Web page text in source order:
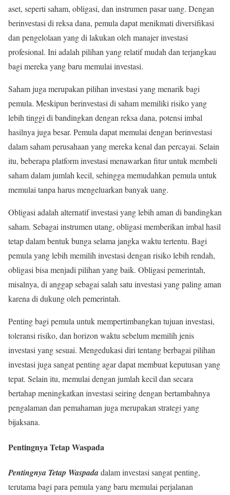
aset, seperti saham, obligasi, dan instrumen pasar uang. Dengan
berinvestasi di reksa dana, pemula dapat menikmati diversifikasi
dan pengelolaan yang di lakukan oleh manajer investasi
profesional. Ini adalah pilihan yang relatif mudah dan terjangkau
bagi mereka yang baru memulai investasi.
Saham juga merupakan pilihan investasi yang menarik bagi
pemula. Meskipun berinvestasi di saham memiliki risiko yang
lebih tinggi di bandingkan dengan reksa dana, potensi imbal
hasilnya juga besar. Pemula dapat memulai dengan berinvestasi
dalam saham perusahaan yang mereka kenal dan percayai. Selain
itu, beberapa platform investasi menawarkan fitur untuk membeli
saham dalam jumlah kecil, sehingga memudahkan pemula untuk
memulai tanpa harus mengeluarkan banyak uang.
Obligasi adalah alternatif investasi yang lebih aman di bandingkan
saham. Sebagai instrumen utang, obligasi memberikan imbal hasil
tetap dalam bentuk bunga selama jangka waktu tertentu. Bagi
pemula yang lebih memilih investasi dengan risiko lebih rendah,
obligasi bisa menjadi pilihan yang baik. Obligasi pemerintah,
misalnya, di anggap sebagai salah satu investasi yang paling aman
karena di dukung oleh pemerintah.
Penting bagi pemula untuk mempertimbangkan tujuan investasi,
toleransi risiko, dan horizon waktu sebelum memilih jenis
investasi yang sesuai. Mengedukasi diri tentang berbagai pilihan
investasi juga sangat penting agar dapat membuat keputusan yang
tepat. Selain itu, memulai dengan jumlah kecil dan secara
bertahap meningkatkan investasi seiring dengan bertambahnya
pengalaman dan pemahaman juga merupakan strategi yang
bijaksana.
Pentingnya Tetap Waspada
Pentingnya Tetap Waspadadalam investasi sangat penting,
terutama bagi para pemula yang baru memulai perjalanan